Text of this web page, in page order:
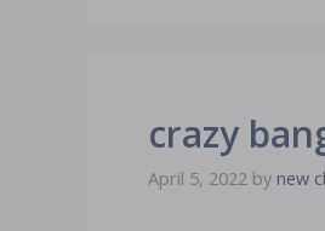
crazy
April 5, 2022 by new